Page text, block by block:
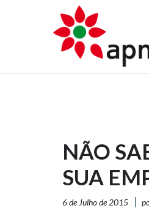
NÃO
SUA
6 de Julho de 2015